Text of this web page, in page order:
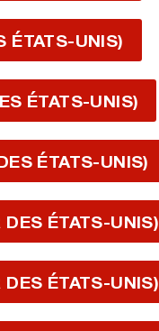
ÉTATS-UNIS)
ÉTATS-UNIS)
ÉTATS-UNIS)
ÉTATS-UNIS)
ÉTATS-UNIS)